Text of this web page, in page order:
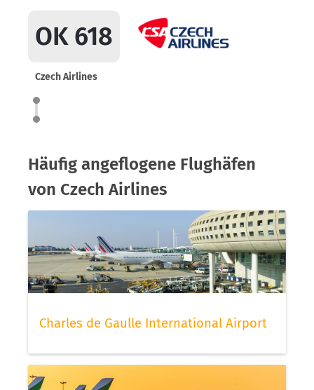
OK 618
Czech Airlines
Häufig angeflogene Flughäfen
von Czech Airlines
Charles de Gaulle International Airport